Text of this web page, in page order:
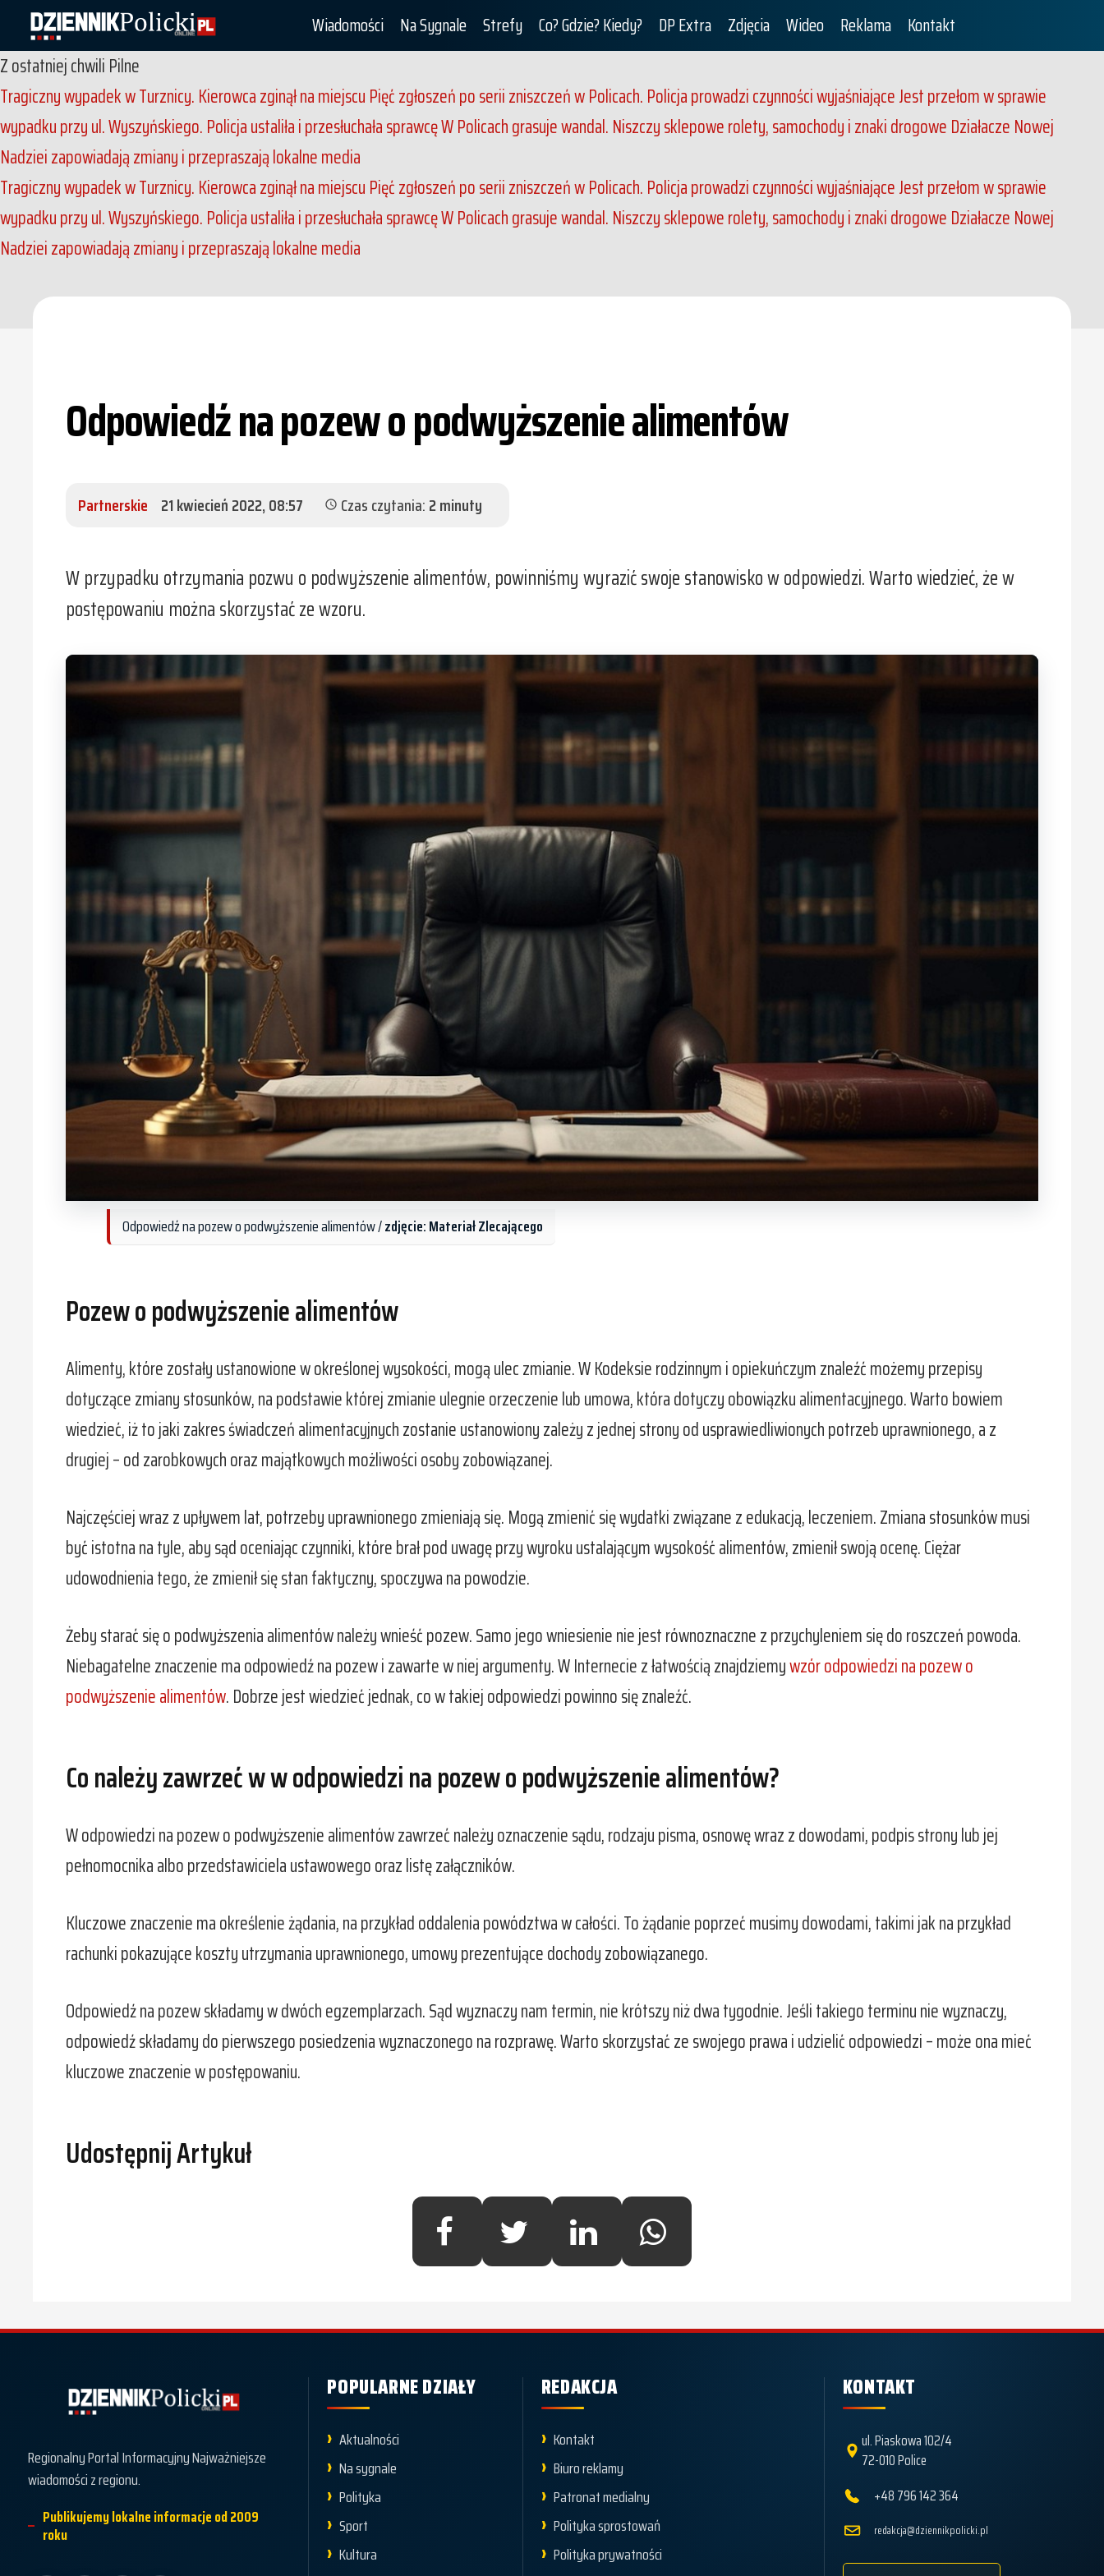
Wiadomości Na Sygnale Strefy Co? Gdzie? Kiedy? DP Extra Zdjęcia Wideo Reklama Kontakt
Z ostatniej chwili Pilne
Tragiczny wypadek w Turznicy. Kierowca zginął na miejscu Pięć zgłoszeń po serii zniszczeń w Policach. Policja prowadzi czynności wyjaśniająceJest przełom w sprawie
wypadku przy ul. Wyszyńskiego. Policja ustaliła i przesłuchała sprawcęW Policach grasuje wandal. Niszczy sklepowe rolety, samochody i znaki drogowe Działacze Nowej
Nadziei zapowiadają zmiany i przepraszają lokalne media
Tragiczny wypadek w Turznicy. Kierowca zginął na miejscu Pięć zgłoszeń po serii zniszczeń w Policach. Policja prowadzi czynności wyjaśniająceJest przełom w sprawie
wypadku przy ul. Wyszyńskiego. Policja ustaliła i przesłuchała sprawcęW Policach grasuje wandal. Niszczy sklepowe rolety, samochody i znaki drogowe Działacze Nowej
Nadziei zapowiadają zmiany i przepraszają lokalne media
Odpowiedź na pozew o podwyższenie alimentów
Partnerskie 21 kwiecień 2022, 08:57 schedule Czas czytania:2 minuty
W przypadku otrzymania pozwu o podwyższenie alimentów, powinniśmy wyrazić swoje stanowisko w odpowiedzi. Warto wiedzieć, że w
postępowaniu można skorzystać ze wzoru.
Odpowiedź na pozew o podwyższenie alimentów /zdjęcie: Materiał Zlecającego
Pozew o podwyższenie alimentów
Alimenty, które zostały ustanowione w określonej wysokości, mogą ulec zmianie. W Kodeksie rodzinnym i opiekuńczym znaleźć możemy przepisy
dotyczące zmiany stosunków, na podstawie której zmianie ulegnie orzeczenie lub umowa, która dotyczy obowiązku alimentacyjnego. Warto bowiem
wiedzieć, iż to jaki zakres świadczeń alimentacyjnych zostanie ustanowiony zależy z jednej strony od usprawiedliwionych potrzeb uprawnionego, a z
drugiej – od zarobkowych oraz majątkowych możliwości osoby zobowiązanej.
Najczęściej wraz z upływem lat, potrzeby uprawnionego zmieniają się. Mogą zmienić się wydatki związane z edukacją, leczeniem. Zmiana stosunków musi
być istotna na tyle, aby sąd oceniając czynniki, które brał pod uwagę przy wyroku ustalającym wysokość alimentów, zmienił swoją ocenę. Ciężar
udowodnienia tego, że zmienił się stan faktyczny, spoczywa na powodzie.
Żeby starać się o podwyższenia alimentów należy wnieść pozew. Samo jego wniesienie nie jest równoznaczne z przychyleniem się do roszczeń powoda.
Niebagatelne znaczenie ma odpowiedź na pozew i zawarte w niej argumenty. W Internecie z łatwością znajdziemywzór odpowiedzi na pozew o
podwyższenie alimentów. Dobrze jest wiedzieć jednak, co w takiej odpowiedzi powinno się znaleźć.
Co należy zawrzeć w w odpowiedzi na pozew o podwyższenie alimentów?
W odpowiedzi na pozew o podwyższenie alimentów zawrzeć należy oznaczenie sądu, rodzaju pisma, osnowę wraz z dowodami, podpis strony lub jej
pełnomocnika albo przedstawiciela ustawowego oraz listę załączników.
Kluczowe znaczenie ma określenie żądania, na przykład oddalenia powództwa w całości. To żądanie poprzeć musimy dowodami, takimi jak na przykład
rachunki pokazujące koszty utrzymania uprawnionego, umowy prezentujące dochody zobowiązanego.
Odpowiedź na pozew składamy w dwóch egzemplarzach. Sąd wyznaczy nam termin, nie krótszy niż dwa tygodnie. Jeśli takiego terminu nie wyznaczy,
odpowiedź składamy do pierwszego posiedzenia wyznaczonego na rozprawę. Warto skorzystać ze swojego prawa i udzielić odpowiedzi – może ona mieć
kluczowe znaczenie w postępowaniu.
Udostępnij Artykuł
Dziennik Policki
Regionalny Portal Informacyjny Najważniejsze
wiadomości z regionu.
Publikujemy lokalne informacje od 2009
roku
POPULARNE DZIAŁY
Aktualności
Na sygnale
Polityka
Sport
Kultura
REDAKCJA
Kontakt
Biuro reklamy
Patronat medialny
Polityka sprostowań
Polityka prywatności
KONTAKT
ul. Piaskowa 102/4
72-010 Police
+48 796 142 364
redakcja@dziennikpolicki.pl